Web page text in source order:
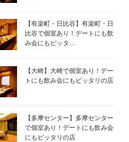
【有楽町・日比谷】有楽町・日
比谷で個室あり！デートにも飲
み会にもピッタ…
【大崎】大崎で個室あり！デー
トにも飲み会にもピッタリの店
【多摩センター】多摩センター
で個室あり！デートにも飲み会
にもピッタリの店